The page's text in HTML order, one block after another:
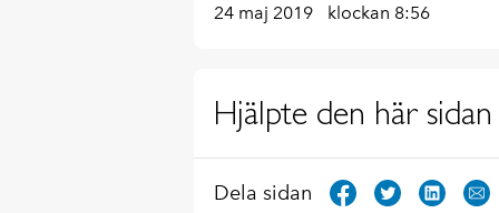
24 maj 2019 klockan 8:56
Hjälpte den här sidan
Dela sidan